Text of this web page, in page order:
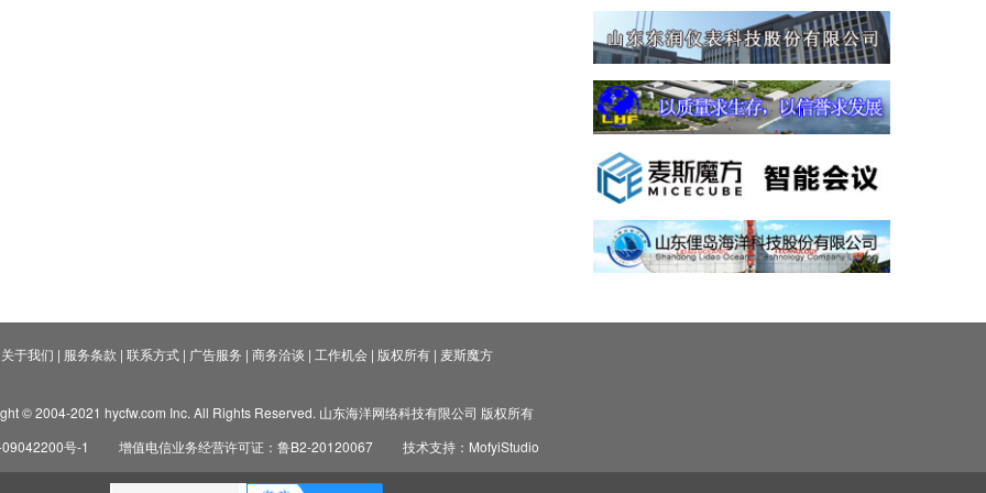
关于我们 | 服务条款 | 联系方式| 广告服务 | 商务洽谈 | 工作机会| 版权所有| 麦斯魔方
© 2004-2021 hycfw.com Inc. All Rights Reserved. 山东海洋网络科技有限公司 版权所有
号-1
增值电信业务经营许可证：鲁B2-20120067 技术支持：MofyiStudio